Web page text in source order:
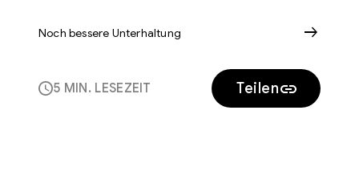
Noch bessere Unterhaltung arrow_right_alt
5 MIN. LESEZEIT Teilen